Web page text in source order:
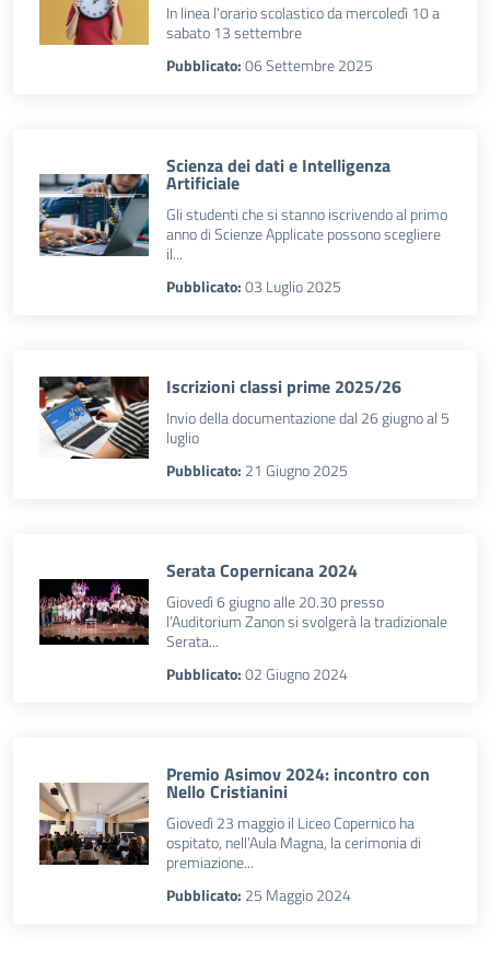
In linea l’orario scolastico da mercoledì 10 a
sabato 13 settembre
Pubblicato:06 Settembre 2025
Scienza dei dati e Intelligenza
Artificiale
Gli studenti che si stanno iscrivendo al primo
anno di Scienze Applicate possono scegliere
il...
Pubblicato:03 Luglio 2025
Iscrizioni classi prime 2025/26
Invio della documentazione dal 26 giugno al 5
luglio
Pubblicato: 21 Giugno 2025
Serata Copernicana 2024
Giovedì 6 giugno alle 20.30 presso
l’Auditorium Zanon si svolgerà la tradizionale
Serata...
Pubblicato:02 Giugno 2024
Premio Asimov 2024: incontro con
Nello Cristianini
Giovedì 23 maggio il Liceo Copernico ha
ospitato, nell’Aula Magna, la cerimonia di
premiazione...
Pubblicato: 25 Maggio 2024